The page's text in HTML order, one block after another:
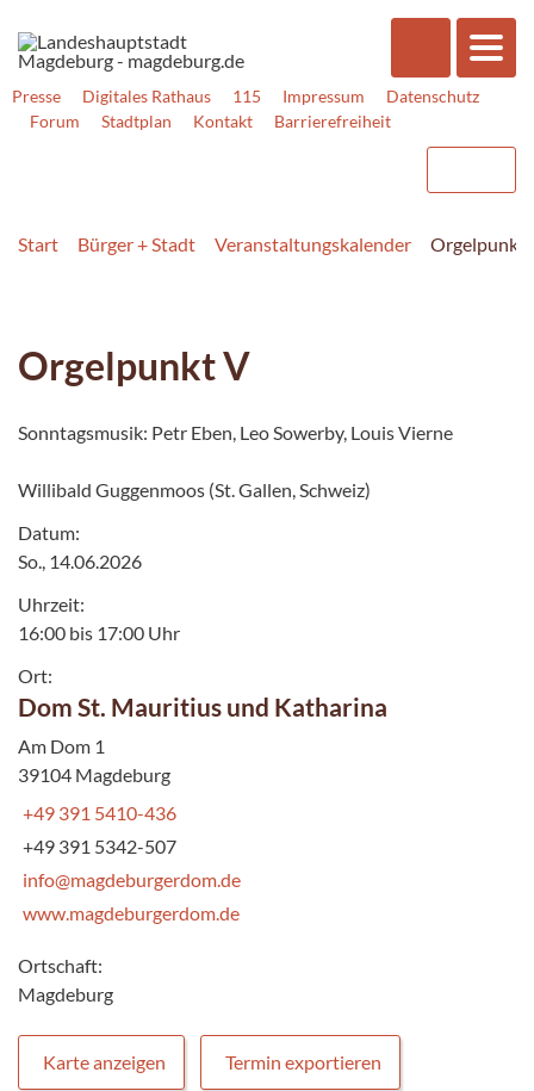
Presse Digitales Rathaus 115 Impressum
Datenschutz
Forum
Stadtplan Kontakt Barrierefreiheit
Start Bürger + Stadt Veranstaltungskalender Orgelpunkt
Orgelpunkt V
Sonntagsmusik: Petr Eben, Leo Sowerby, Louis Vierne
Willibald Guggenmoos (St. Gallen, Schweiz)
Datum:
So., 14.06.2026
Uhrzeit:
16:00 bis 17:00 Uhr
Ort:
Dom St. Mauritius und Katharina
Am Dom 1
39104 Magdeburg
+49 391 5410-436
+49 391 5342-507
info@magdeburgerdom.de
www.magdeburgerdom.de
Ortschaft:
Magdeburg
Karte anzeigen Termin exportieren